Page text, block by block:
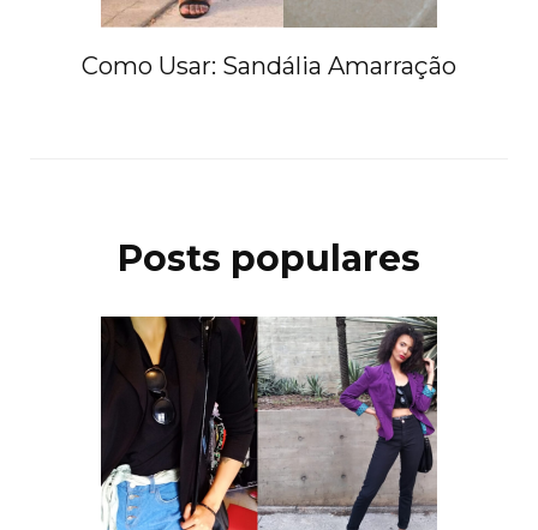
Como Usar: Sandália Amarração
Posts populares